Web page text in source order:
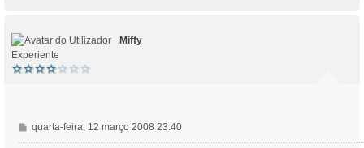
Miffy
Experiente
M
e
quarta-feira, 12 março 2008 23:40